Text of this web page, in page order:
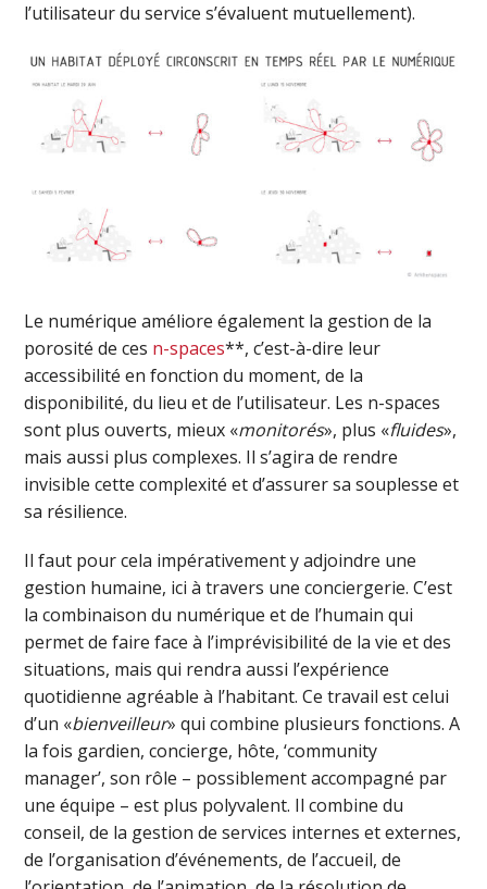
l’utilisateur du service s’évaluent mutuellement).
Le numérique améliore également la gestion de la
porosité de ces n-spaces**, c’est-à-dire leur
accessibilité en fonction du moment, de la
disponibilité, du lieu et de l’utilisateur. Les n-spaces
sont plus ouverts, mieux «monitorés», plus «fluides»,
mais aussi plus complexes. Il s’agira de rendre
invisible cette complexité et d’assurer sa souplesse et
sa résilience.
Il faut pour cela impérativement y adjoindre une
gestion humaine, ici à travers une conciergerie. C’est
la combinaison du numérique et de l’humain qui
permet de faire face à l’imprévisibilité de la vie et des
situations, mais qui rendra aussi l’expérience
quotidienne agréable à l’habitant. Ce travail est celui
d’un «bienveilleur» qui combine plusieurs fonctions. A
la fois gardien, concierge, hôte, ‘community
manager’, son rôle – possiblement accompagné par
une équipe – est plus polyvalent. Il combine du
conseil, de la gestion de services internes et externes,
de l’organisation d’événements, de l’accueil, de